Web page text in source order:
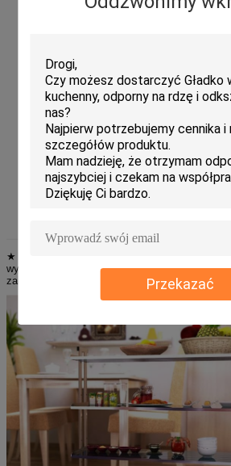
Przekazać
★ Łatwy w instalacji - Wystarczy umieścić
wybranej wysokości, a następnie wsunąć półki
zakończyć proces konfiguracji.